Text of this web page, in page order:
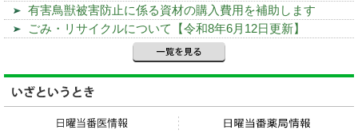
有害鳥獣被害防止に係る資材の購入費用を補助します
ごみ・リサイクルについて【令和8年6月12日更新】